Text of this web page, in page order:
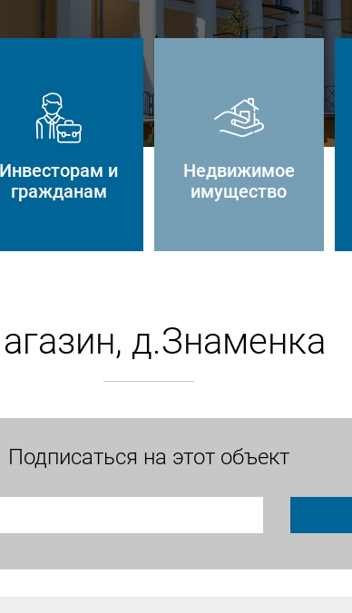
Инвесторам и
гражданам
Недвижимое
имущество
д.Знаменка
Подписаться на этот объект